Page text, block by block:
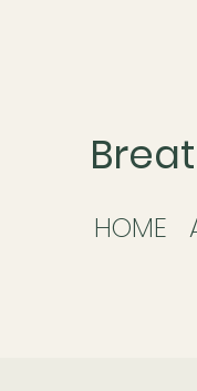
HOME